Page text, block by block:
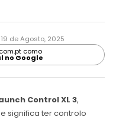
19 de Agosto, 2025
como
no Google
Control XL 3,
significa ter controlo